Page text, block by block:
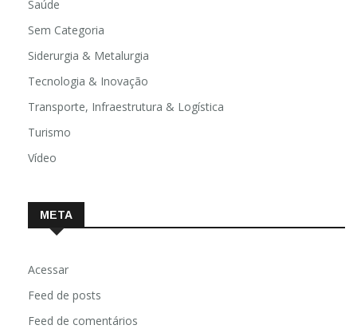
Saúde
Sem Categoria
Siderurgia & Metalurgia
Tecnologia & Inovação
Transporte, Infraestrutura & Logística
Turismo
Vídeo
META
Acessar
Feed de posts
Feed de comentários